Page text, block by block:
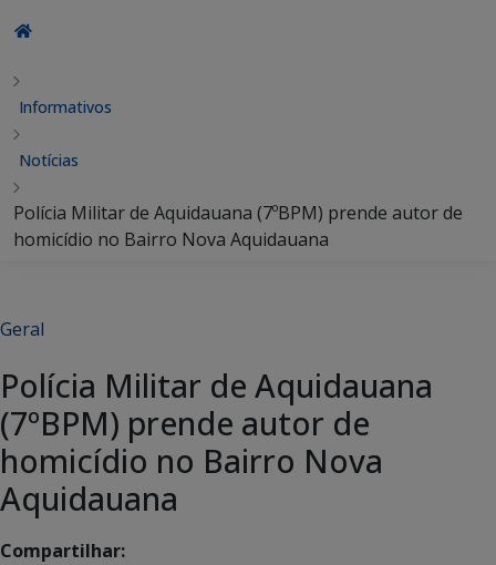
Informativos
Notícias
Polícia Militar de Aquidauana (7ºBPM) prende autor de
homicídio no Bairro Nova Aquidauana
Geral
Polícia Militar de Aquidauana
(7ºBPM) prende autor de
homicídio no Bairro Nova
Aquidauana
Compartilhar: